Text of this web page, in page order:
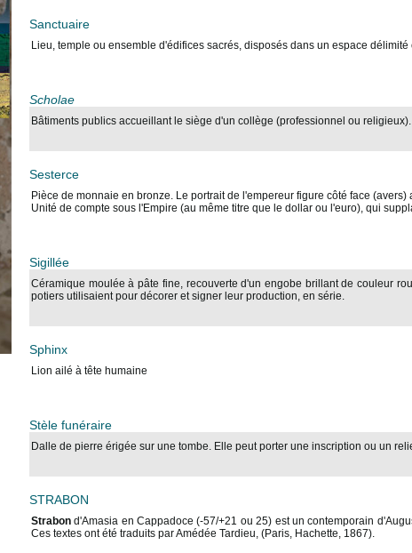
Sanctuaire
Lieu, temple ou ensemble d'édifices sacrés, disposés dans un espace
Scholae
Bâtiments publics accueillant le siège d'un collège (professionnel ou religieux).
Sesterce
Pièce de monnaie en bronze. Le portrait de l'empereur figure côté face
Unité de compte sous l'Empire (au même titre que le dollar ou l'euro), qui
Sigillée
Céramique moulée à pâte fine, recouverte d'un engobe brillant de couleur
potiers utilisaient pour décorer et signer leur production, en série.
Sphinx
Lion ailé à tête humaine
Stèle funéraire
Dalle de pierre érigée sur une tombe. Elle peut porter une inscription ou un
STRABON
Strabon d'Amasia en Cappadoce (-57/+21 ou 25) est un contemporain
Ces textes ont été traduits par Amédée Tardieu, (Paris, Hachette, 1867).